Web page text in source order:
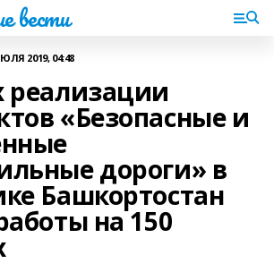
вести
2019, 04:48
реализации
«Безопасные и
дороги» в
Башкортостан
на 150